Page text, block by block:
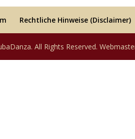
Rechtliche Hinweise (Disclaimer)
All Rights Reserved.